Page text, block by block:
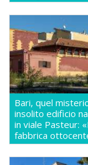
Bari, quel
insolito edificio
in viale Pasteur:
fabbrica